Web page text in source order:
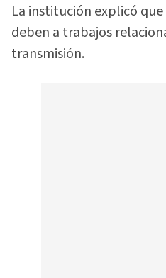
La institución explicó que
deben a trabajos
transmisión.